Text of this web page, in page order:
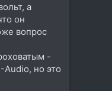
а
он
вопрос
-
но это